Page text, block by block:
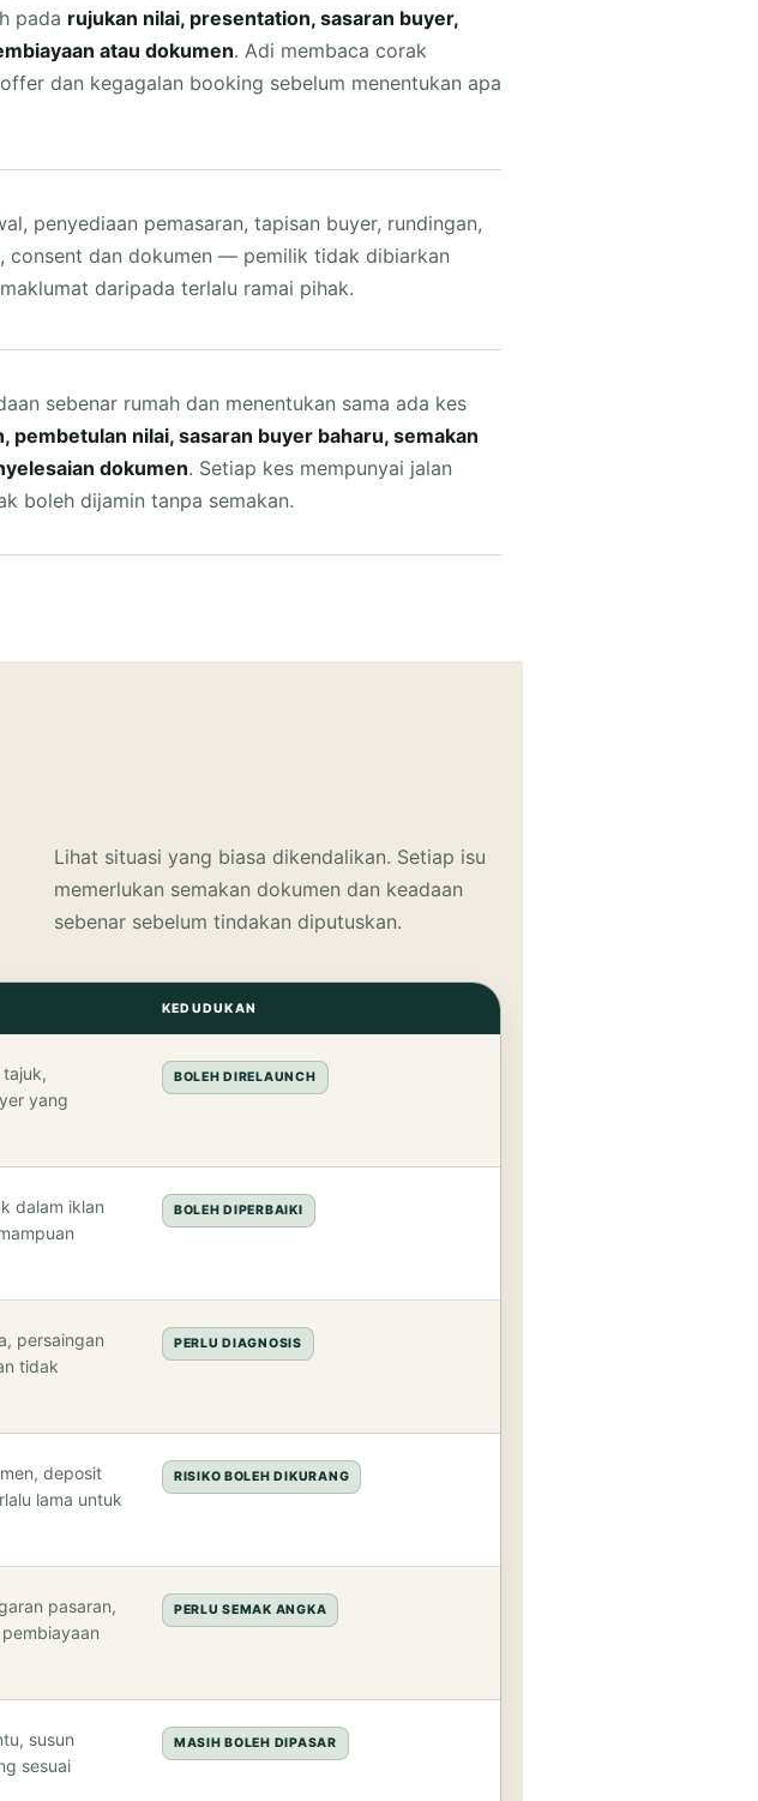
pada rujukan nilai, presentation, sasaran buyer,
atau dokumen. Adi membaca corak
dan kegagalan booking sebelum menentukan apa
penyediaan pemasaran, tapisan buyer, rundingan,
consent dan dokumen — pemilik tidak dibiarkan
daripada terlalu ramai pihak.
sebenar rumah dan menentukan sama ada kes
pembetulan nilai, sasaran buyer baharu, semakan
dokumen. Setiap kes mempunyai jalan
boleh dijamin tanpa semakan.
Lihat situasi yang biasa dikendalikan. Setiap isu
memerlukan semakan dokumen dan keadaan
sebenar sebelum tindakan diputuskan.
KEDUDUKAN
tajuk,
yang
BOLEH DIRELAUNCH
dalam iklan
BOLEH DIPERBAIKI
persaingan
tidak
PERLU DIAGNOSIS
deposit
lama untuk
RISIKO BOLEH DIKURANG
pasaran,
PERLU SEMAK ANGKA
susun
sesuai
MASIH BOLEH DIPASAR